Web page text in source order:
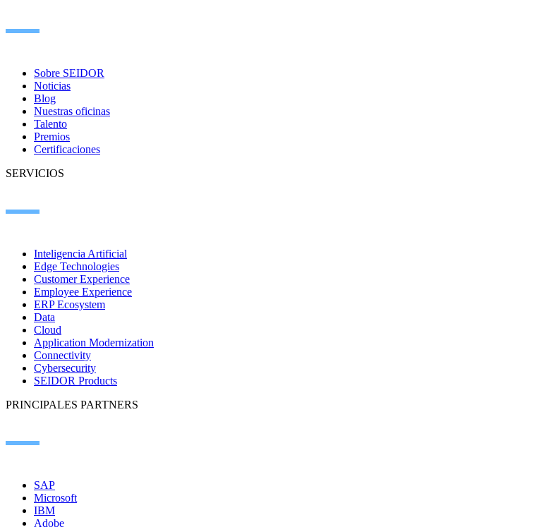
Sobre SEIDOR
Noticias
Blog
Nuestras oficinas
Talento
Premios
Certificaciones
SERVICIOS
Inteligencia Artificial
Edge Technologies
Customer Experience
Employee Experience
ERP Ecosystem
Data
Cloud
Application Modernization
Connectivity
Cybersecurity
SEIDOR Products
PRINCIPALES PARTNERS
SAP
Microsoft
IBM
Adobe